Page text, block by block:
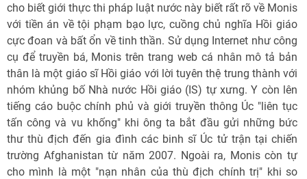
cho biết giới thực thi pháp luật nước này biết rất rõ về Monis
với tiền án về tội phạm bạo lực, cuồng chủ nghĩa Hồi giáo
cực đoan và bất ổn về tinh thần. Sử dụng Internet như công
cụ để truyền bá, Monis trên trang web cá nhân mô tả bản
thân là một giáo sĩ Hồi giáo với lời tuyên thệ trung thành với
nhóm khủng bố Nhà nước Hồi giáo (IS) tự xưng. Y còn lên
tiếng cáo buộc chính phủ và giới truyền thông Úc "liên tục
tấn công và vu khống" khi ông ta bắt đầu gửi những bức
thư thù địch đến gia đình các binh sĩ Úc tử trận tại chiến
trường Afghanistan từ năm 2007. Ngoài ra, Monis còn tự
cho mình là một "nạn nhân của thù địch chính trị" khi so